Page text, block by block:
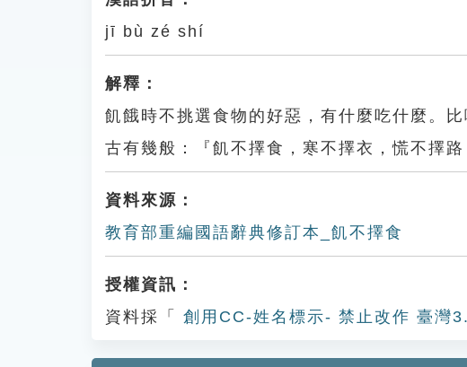
jī bù zé shí
解釋：
飢餓時不挑選食物的好惡，有什麼吃什麼。
古有幾般：『飢不擇食，寒不擇衣，慌不擇
資料來源：
教育部重編國語辭典修訂本_飢不擇食
授權資訊：
資料採「
創用CC-姓名標示- 禁止改作 臺灣